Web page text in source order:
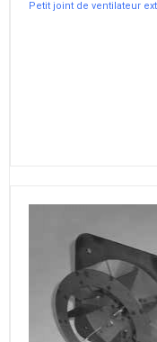
Petit joint de ventilateur